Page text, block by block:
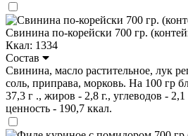
Свинина по-корейски 700 гр.
Ккал: 1334
Состав
Свинина, масло растительное, лук
соль, приправа, морковь. На 100 гр
37,3 г ., жиров - 2,8 г., углеводов -
ценность - 190,7 ккал.